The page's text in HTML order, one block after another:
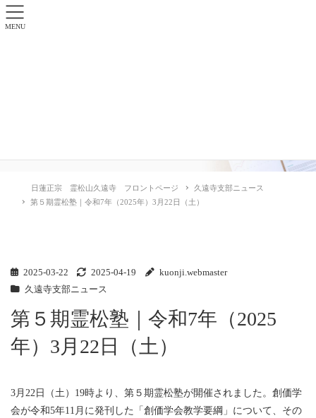
日蓮正宗 霊松山久遠寺 フロントページ
久遠寺支部ニュース
第５期霊松塾｜令和7年（2025年）3月22日（土）
2025-03-22 2025-04-19
kuonji.webmaster
久遠寺支部ニュース
第５期霊松塾｜令和7年（2025
年）3月22日（土）
3月22日（土）19時より、第５期霊松塾が開催されました。創価学
会が令和5年11月に発刊した「創価学会教学要綱」について、その
MENU